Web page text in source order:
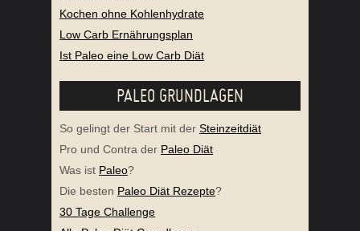
Kochen ohne Kohlenhydrate
Low Carb Ernährungsplan
Ist Paleo eine Low Carb Diät
PALEO GRUNDLAGEN
So gelingt der Start mit der Steinzeitdiät
Pro und Contra der Paleo Diät
Was ist Paleo?
Die besten Paleo Diät Rezepte?
30 Tage Challenge